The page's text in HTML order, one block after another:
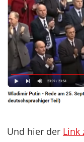
Und hier der Link